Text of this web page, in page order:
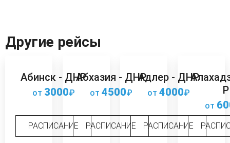
Другие рейсы
Абинск - ДНР
от 3000₽
РАСПИСАНИЕ
Абхазия - ДНР
от 4500₽
РАСПИСАНИЕ
Адлер - ДНР
от 4000₽
РАСПИСАНИЕ
Р
от